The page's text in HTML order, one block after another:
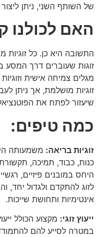
של השותף השני, ניתן
האם לכולנו
התשובה היא כן. כל זוגיות
זוגות שעוברים דרך
מגלים צמיחה אישית
זוגיות מושלמת, אך ניתן
שיעזור לפתח את
כמה טיפים:
זוגיות בריאה: משמעותה
כנות, כבוד, תמיכה,
היחס במובנים פיזיים,
לזוג להתקדם ולגדול
אינטימיות ותחושת שייכות.
ייעוץ זוגי: מקצוע הכולל
במטרה לסייע להם